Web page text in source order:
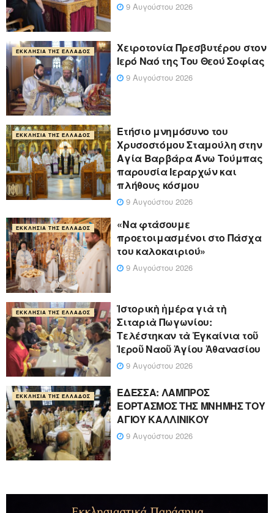
9 Αυγούστου 2026
ΕΚΚΛΗΣΊΑ ΤΗΣ ΕΛΛΆΔΟΣ
Χειροτονία Πρεσβυτέρου στον
Ιερό Ναό της Του Θεού Σοφίας
9 Αυγούστου 2026
ΕΚΚΛΗΣΊΑ ΤΗΣ ΕΛΛΆΔΟΣ
Ετήσιο μνημόσυνο του
Χρυσοστόμου Σταμούλη στην
Αγία Βαρβάρα Άνω Τούμπας
παρουσία Ιεραρχών και
πλήθους κόσμου
9 Αυγούστου 2026
ΕΚΚΛΗΣΊΑ ΤΗΣ ΕΛΛΆΔΟΣ
«Να φτάσουμε
προετοιμασμένοι στο Πάσχα
του καλοκαιριού»
9 Αυγούστου 2026
ΕΚΚΛΗΣΊΑ ΤΗΣ ΕΛΛΆΔΟΣ
Ἱστορικὴ ἡμέρα γιὰ τὴ
Σιταριὰ Πωγωνίου:
Τελέστηκαν τὰ Ἐγκαίνια τοῦ
Ἱεροῦ Ναοῦ Ἁγίου Ἀθανασίου
9 Αυγούστου 2026
ΕΚΚΛΗΣΊΑ ΤΗΣ ΕΛΛΆΔΟΣ
ΕΔΕΣΣΑ: ΛΑΜΠΡΟΣ
ΕΟΡΤΑΣΜΟΣ ΤΗΣ ΜΝΗΜΗΣ ΤΟΥ
ΑΓΙΟΥ ΚΑΛΛΙΝΙΚΟΥ
9 Αυγούστου 2026